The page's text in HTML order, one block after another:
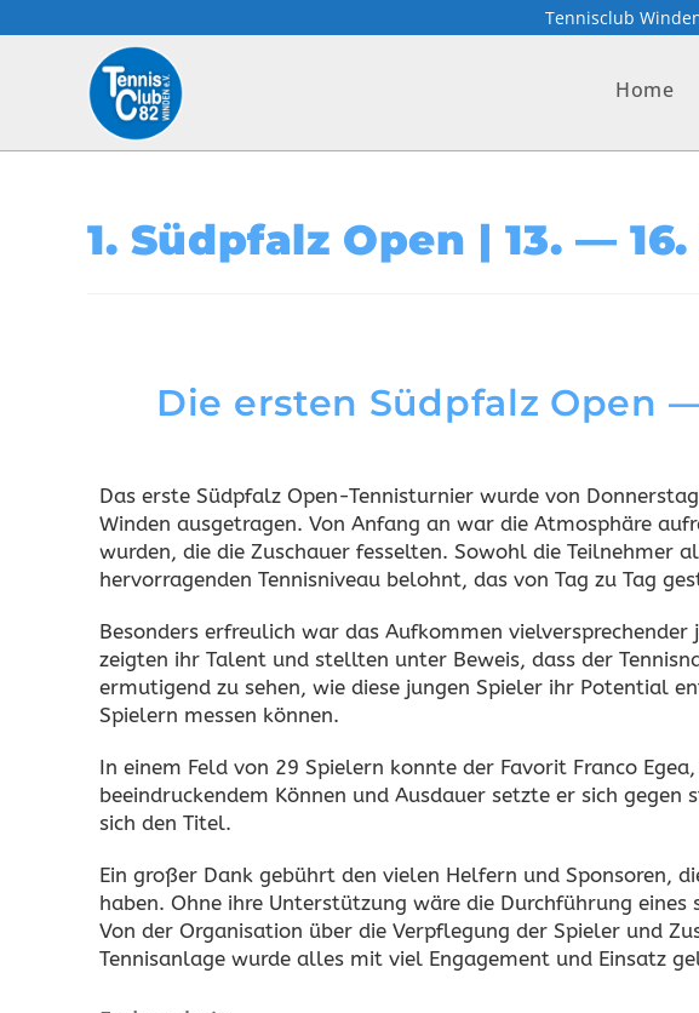
Tennisclub
Home
1. Südpfalz Open | 13. —
Die ersten Südpfalz Open
Das erste Südpfalz Open-Tennisturnier wurde von
Winden ausgetragen. Von Anfang an war die Atmosphäre
wurden, die die Zuschauer fesselten. Sowohl die Teilnehmer
hervorragenden Tennisniveau belohnt, das von Tag zu Tag
Besonders erfreulich war das Aufkommen vielversprechender
zeigten ihr Talent und stellten unter Beweis, dass der
ermutigend zu sehen, wie diese jungen Spieler ihr Potential
Spielern messen können.
In einem Feld von 29 Spielern konnte der Favorit Franco
beeindruckendem Können und Ausdauer setzte er sich gegen
sich den Titel.
Ein großer Dank gebührt den vielen Helfern und Sponsoren,
haben. Ohne ihre Unterstützung wäre die Durchführung eines
Von der Organisation über die Verpflegung der Spieler und
Tennisanlage wurde alles mit viel Engagement und Einsatz